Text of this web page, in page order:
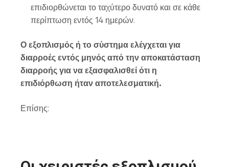
επιδιορθώνεται το ταχύτερο δυνατό και σε κάθε
περίπτωση εντός 14 ημερών.
Ο εξοπλισμός ή το σύστημα ελέγχεται για
διαρροές εντός μηνός από την αποκατάσταση
διαρροής για να εξασφαλισθεί ότι η
επιδιόρθωση ήταν αποτελεσματική.
Επίσης: